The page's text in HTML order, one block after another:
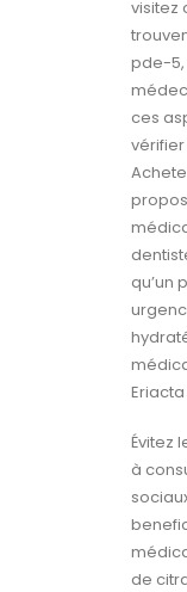
visitez
pde-5,
ces
qu’un
Évitez
à
de